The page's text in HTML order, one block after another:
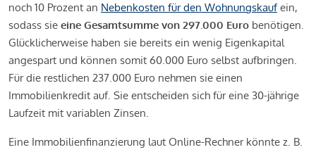
noch 10 Prozent an Nebenkosten für den Wohnungskaufein,
sodass sie eine Gesamtsumme von 297.000 Euro benötigen.
Glücklicherweise haben sie bereits ein wenig Eigenkapital
angespart und können somit 60.000 Euro selbst aufbringen.
Für die restlichen 237.000 Euro nehmen sie einen
Immobilienkredit auf. Sie entscheiden sich für eine 30-jährige
Laufzeit mit variablen Zinsen.
Eine Immobilienfinanzierung laut Online-Rechner könnte z. B.